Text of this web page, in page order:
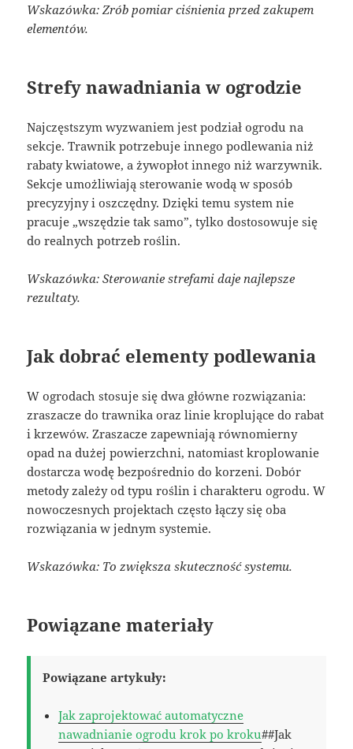
Wskazówka: Zrób pomiar ciśnienia przed zakupem
elementów.
Strefy nawadniania w ogrodzie
Najczęstszym wyzwaniem jest podział ogrodu na
sekcje. Trawnik potrzebuje innego podlewania niż
rabaty kwiatowe, a żywopłot innego niż warzywnik.
Sekcje umożliwiają sterowanie wodą w sposób
precyzyjny i oszczędny. Dzięki temu system nie
pracuje „wszędzie tak samo”, tylko dostosowuje się
do realnych potrzeb roślin.
Wskazówka: Sterowanie strefami daje najlepsze
rezultaty.
Jak dobrać elementy podlewania
W ogrodach stosuje się dwa główne rozwiązania:
zraszacze do trawnika oraz linie kroplujące do rabat
i krzewów. Zraszacze zapewniają równomierny
opad na dużej powierzchni, natomiast kroplowanie
dostarcza wodę bezpośrednio do korzeni. Dobór
metody zależy od typu roślin i charakteru ogrodu. W
nowoczesnych projektach często łączy się oba
rozwiązania w jednym systemie.
Wskazówka: To zwiększa skuteczność systemu.
Powiązane materiały
Powiązane artykuły:
Jak zaprojektować automatyczne
nawadnianie ogrodu krok po kroku##Jak